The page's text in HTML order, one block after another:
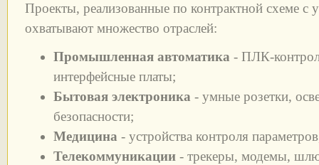
Проекты, реализованные по контрактной схеме с
охватывают множество отраслей:
Промышленная автоматика - ПЛК-
интерфейсные платы;
Бытовая электроника - умные розетки,
безопасности;
Медицина - устройства контроля
Телекоммуникации - трекеры, модемы,